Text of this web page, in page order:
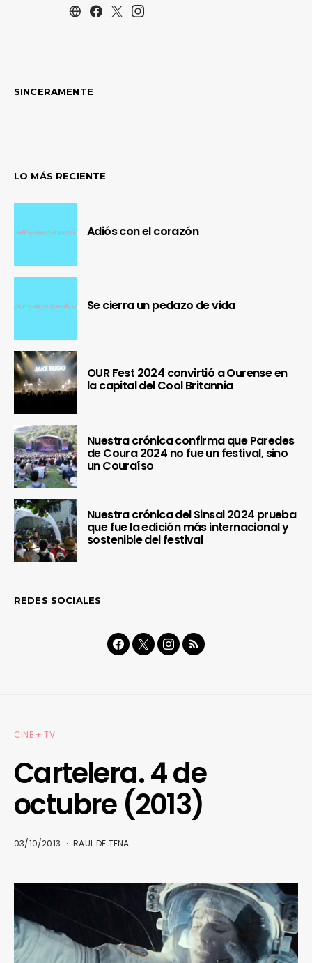
SINCERAMENTE
LO MÁS RECIENTE
Adiós con el corazón
Se cierra un pedazo de vida
OUR Fest 2024 convirtió a Ourense en
la capital del Cool Britannia
Nuestra crónica confirma que Paredes
de Coura 2024 no fue un festival, sino
un Couraíso
Nuestra crónica del Sinsal 2024 prueba
que fue la edición más internacional y
sostenible del festival
REDES SOCIALES
CINE + TV
Cartelera. 4 de
octubre (2013)
03/10/2013 RAÜL DE TENA